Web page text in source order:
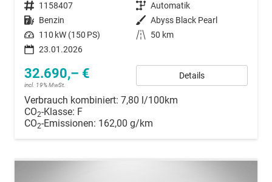
Fahrzeugnummer 1158407 Getriebe Automatik
Kraftstoff Benzin Außenfarbe Abyss Black Pearl
Leistung 110 kW (150 PS) Kilometerstand
50 km
23.01.2026
32.690,– €
incl. 19% MwSt.
Details
Verbrauch kombiniert: 7,80 l/100km
CO2-Klasse: F
CO2-Emissionen: 162,00 g/km